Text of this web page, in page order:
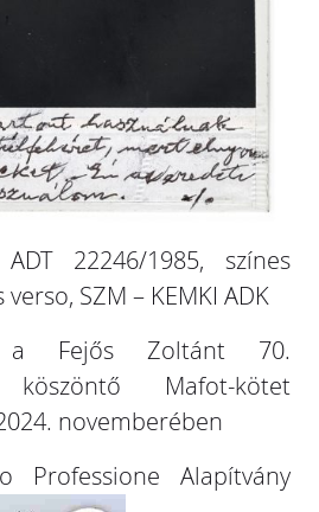
22246/1985, színes
SZM – KEMKI ADK
a Fejős Zoltánt 70.
köszöntő Mafot-kötet
novemberében
Professione Alapítvány